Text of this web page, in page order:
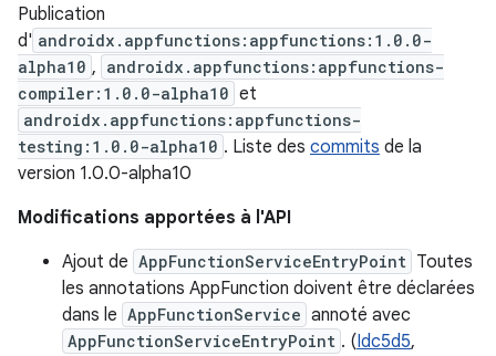
Publication
d' androidx.appfunctions:appfunctions:1.0.0-
alpha10 , androidx.appfunctions:appfunctions-
compiler:1.0.0-alpha10 et
androidx.appfunctions:appfunctions-
testing:1.0.0-alpha10 . Liste des commits de la
version 1.0.0-alpha10
Modifications apportées à l'API
Ajout de AppFunctionServiceEntryPoint Toutes
les annotations AppFunction doivent être déclarées
dans le AppFunctionService annoté avec
AppFunctionServiceEntryPoint . (Idc5d5,